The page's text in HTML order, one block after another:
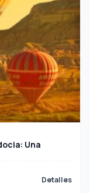
Una
Detalles